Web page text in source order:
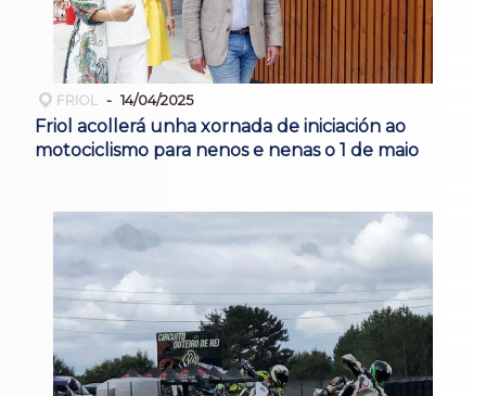
FRIOL 14/04/2025
Friol acollerá unha xornada de iniciación ao
motociclismo para nenos e nenas o 1 de maio